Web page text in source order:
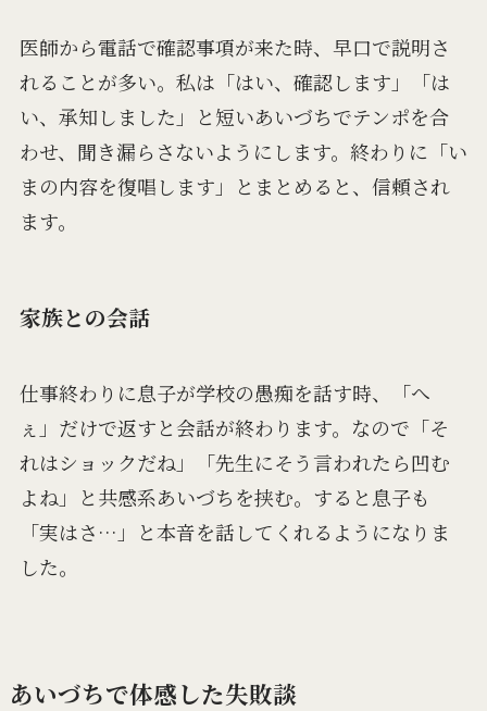
医師から電話で確認事項が来た時、早口で説明さ
れることが多い。私は「はい、確認します」「は
い、承知しました」と短いあいづちでテンポを合
わせ、聞き漏らさないようにします。終わりに「い
まの内容を復唱します」とまとめると、信頼され
ます。
家族との会話
仕事終わりに息子が学校の愚痴を話す時、「へ
ぇ」だけで返すと会話が終わります。なので「そ
れはショックだね」「先生にそう言われたら凹む
よね」と共感系あいづちを挟む。すると息子も
「実はさ…」と本音を話してくれるようになりま
した。
あいづちで体感した失敗談